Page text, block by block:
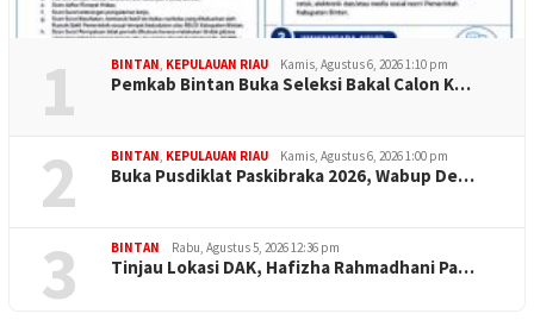
1 BINTAN, KEPULAUAN RIAU Kamis, Agustus 6, 2026 1:10 pm
Pemkab Bintan Buka Seleksi Bakal Calon K…
2 BINTAN, KEPULAUAN RIAU Kamis, Agustus 6, 2026 1:00 pm
Buka Pusdiklat Paskibraka 2026, Wabup De…
3 BINTAN Rabu, Agustus 5, 2026 12:36 pm
Tinjau Lokasi DAK, Hafizha Rahmadhani Pa…